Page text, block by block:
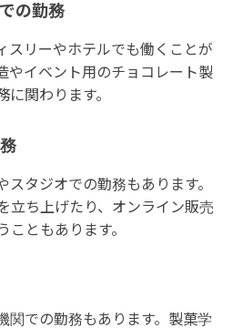
の勤務
スリーやホテルでも働くことが
やイベント用のチョコレート製
関わります。
スタジオでの勤務もあります。
立ち上げたり、オンライン販売
こともあります。
関での勤務もあります。製菓学